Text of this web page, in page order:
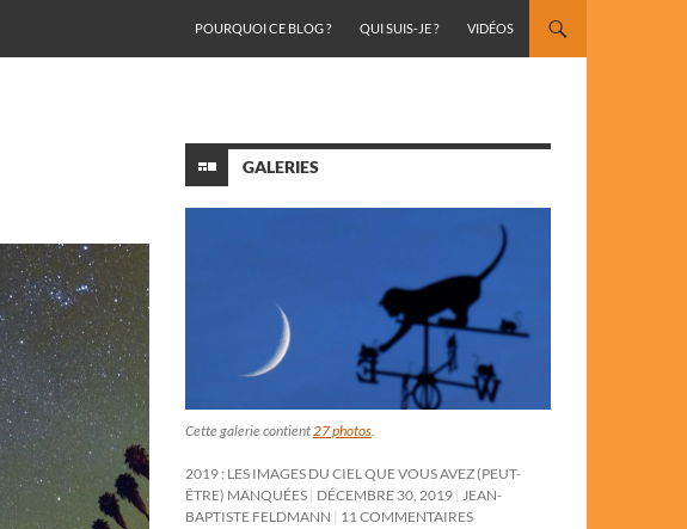
POURQUOI CE BLOG ?
QUI SUIS-JE ? VIDÉOS
GALERIES
Cette galerie contient27 photos.
2019 : LES IMAGES DU CIEL QUE VOUS AVEZ (PEUT-
ÊTRE) MANQUÉES DÉCEMBRE 30, 2019 JEAN-
BAPTISTE FELDMANN
11 COMMENTAIRES